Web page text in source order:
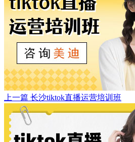
上一篇 长沙tiktok直播运营培训班